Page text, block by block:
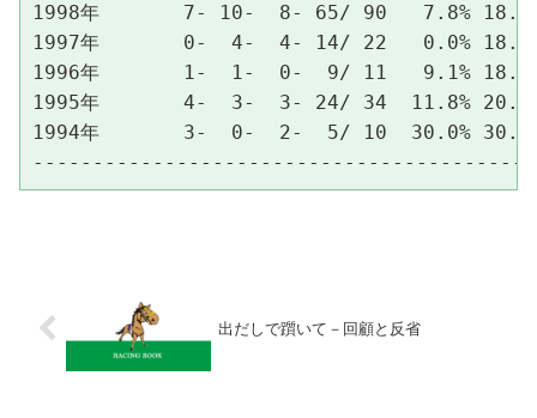
1998年       7- 10-  8- 65/ 90   7.8% 18.9%
1997年       0-  4-  4- 14/ 22   0.0% 18.2%
1996年       1-  1-  0-  9/ 11   9.1% 18.2%
1995年       4-  3-  3- 24/ 34  11.8% 20.6%
1994年       3-  0-  2-  5/ 10  30.0% 30.0%
出だしで躓いて－回顧と反省